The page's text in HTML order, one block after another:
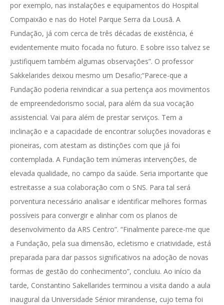
por exemplo, nas instalações e equipamentos do Hospital
Compaixão e nas do Hotel Parque Serra da Lousã. A
Fundação, já com cerca de três décadas de existência, é
evidentemente muito focada no futuro. E sobre isso talvez se
justifiquem também algumas observações”. O professor
Sakkelarides deixou mesmo um Desafio;“Parece-que a
Fundação poderia reivindicar a sua pertença aos movimentos
de empreendedorismo social, para além da sua vocação
assistencial. Vai para além de prestar serviços. Tem a
inclinação e a capacidade de encontrar soluções inovadoras e
pioneiras, com atestam as distinções com que já foi
contemplada. A Fundação tem inúmeras intervenções, de
elevada qualidade, no campo da saúde. Seria importante que
estreitasse a sua colaboração com o SNS. Para tal será
porventura necessário analisar e identificar melhores formas
possíveis para convergir e alinhar com os planos de
desenvolvimento da ARS Centro”. “Finalmente parece-me que
a Fundação, pela sua dimensão, ecletismo e criatividade, está
preparada para dar passos significativos na adoção de novas
formas de gestão do conhecimento”, concluiu. Ao início da
tarde, Constantino Sakellarides terminou a visita dando a aula
inaugural da Universidade Sénior mirandense, cujo tema foi